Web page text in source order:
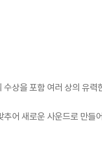
상을 포함 여러 상의 유력
어 새로운 사운드로 만들